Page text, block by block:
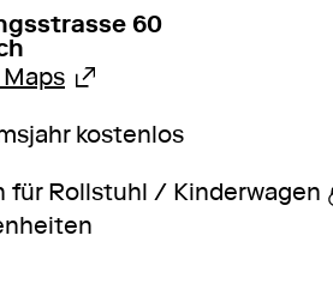
60
Externer Link, wird in
kostenlos
für Rollstuhl / Kinderwagen